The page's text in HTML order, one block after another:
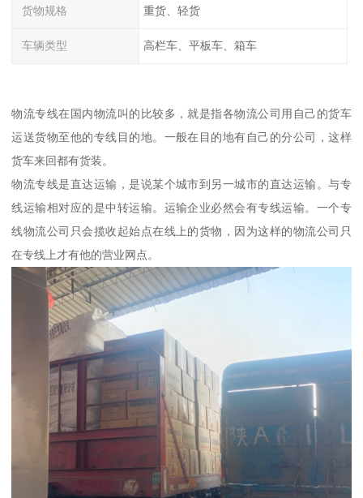
货物规格 重货、轻货
车辆类型 高栏车、平板车、箱车
物流专线在国内物流叫的比较多，就是指各物流公司用自己的货车
运送货物至他的专线目的地。一般在目的地有自己的分公司，这样
货车来回都有货装。
物流专线是直达运输，是说某个城市到另一城市的直达运输。与专
线运输相对应的是中转运输。运输企业必然会有专线运输。一个专
线物流公司只会揽收起始点在线上的货物，因为这样的物流公司只
在专线上才有他的营业网点。